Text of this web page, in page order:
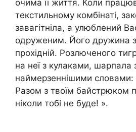
очима її життя. Коли
текстильному комбінаті,
завагітніла, а улюблений
одруженим. Його дружина
прохідній. Розлюченого
на неї з кулаками, шарпала
наймерзеннішими словами:
Разом з твоїм байстрюком
ніколи тобі не буде! ».